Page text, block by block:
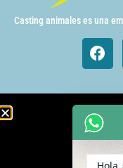
Casting animales es una